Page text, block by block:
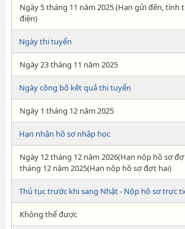
Ngày 5 tháng 11 năm 2025 (Hạn gửi đến, tính
điện)
Ngày thi tuyển
Ngày 23 tháng 11 năm 2025
Ngày công bố kết quả thi tuyển
Ngày 1 tháng 12 năm 2025
Hạn nhận hồ sơ nhập học
Ngày 12 tháng 12 năm 2026(Hạn nộp hồ sơ
tháng 12 năm 2025(Hạn nộp hồ sơ đợt hai)
Thủ tục trước khi sang Nhật - Nộp hồ sơ trực
Không thể được